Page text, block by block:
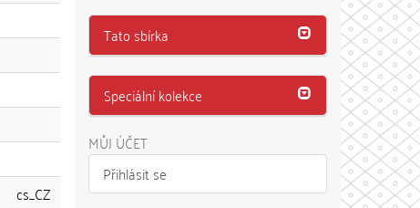
cs_CZ
Tato sbírka
Speciální kolekce
MŮJ ÚČET
Přihlásit se